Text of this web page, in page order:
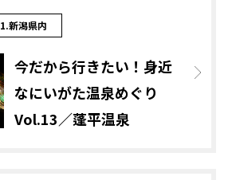
1.新潟県内
今だから行きたい！身近
なにいがた温泉めぐり
Vol.13／蓬平温泉